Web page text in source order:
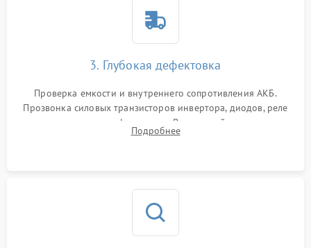
3. Глубокая дефектовка
Проверка емкости и внутреннего сопротивления АКБ.
Прозвонка силовых транзисторов инвертора, диодов, реле
переключения и трансформатора. Визуальный поиск вздутых
конденсаторов и прогаров на печатной плате.
Подробнее